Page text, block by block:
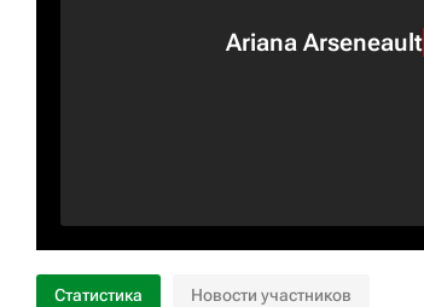
Ariana Arseneault
Статистика Новости участников